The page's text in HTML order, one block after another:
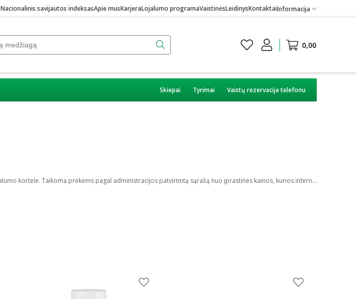
Nacionalinis savijautos indeksasApie musKarjeraLojalumo programaVaistinėsLeidinysKontaktaiInformacija
0,00
Skiepai Tyrimai Vaistų rezervacija telefonu
Galioja 2023 06 01 - 30 www.eurovaistine.lt klubo nariams ir fizinėse vaistinėse su EUROVAISTINĖS lojalumo kortele. Taikoma prekėms pagal administracijos patvirtintą sąrašą nuo įprastinės kainos, kurios internete gali skirtis nuo prekių kainų fizinėse vaistinėse. Pasiūlymo sąlygos gali keistis. Prekių skaičius ribotas. Maisto papildas.